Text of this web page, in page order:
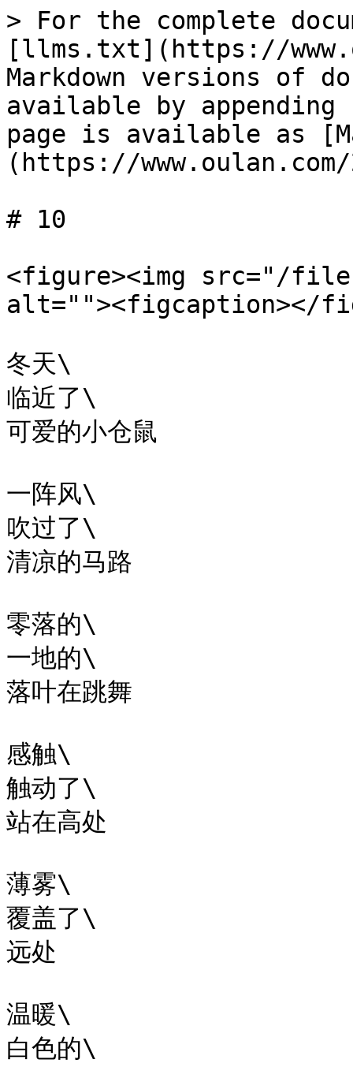
> For the complete
[llms.txt](https://
Markdown versions of
available by
page is available as
(https://
# 10
<figure><img src="/files/
alt=""><figcaption></
冬天\
临近了\
可爱的小仓鼠
一阵风\
吹过了\
清凉的马路
零落的\
一地的\
落叶在跳舞
感触\
触动了\
站在高处
薄雾\
覆盖了\
远处
温暖\
白色的\